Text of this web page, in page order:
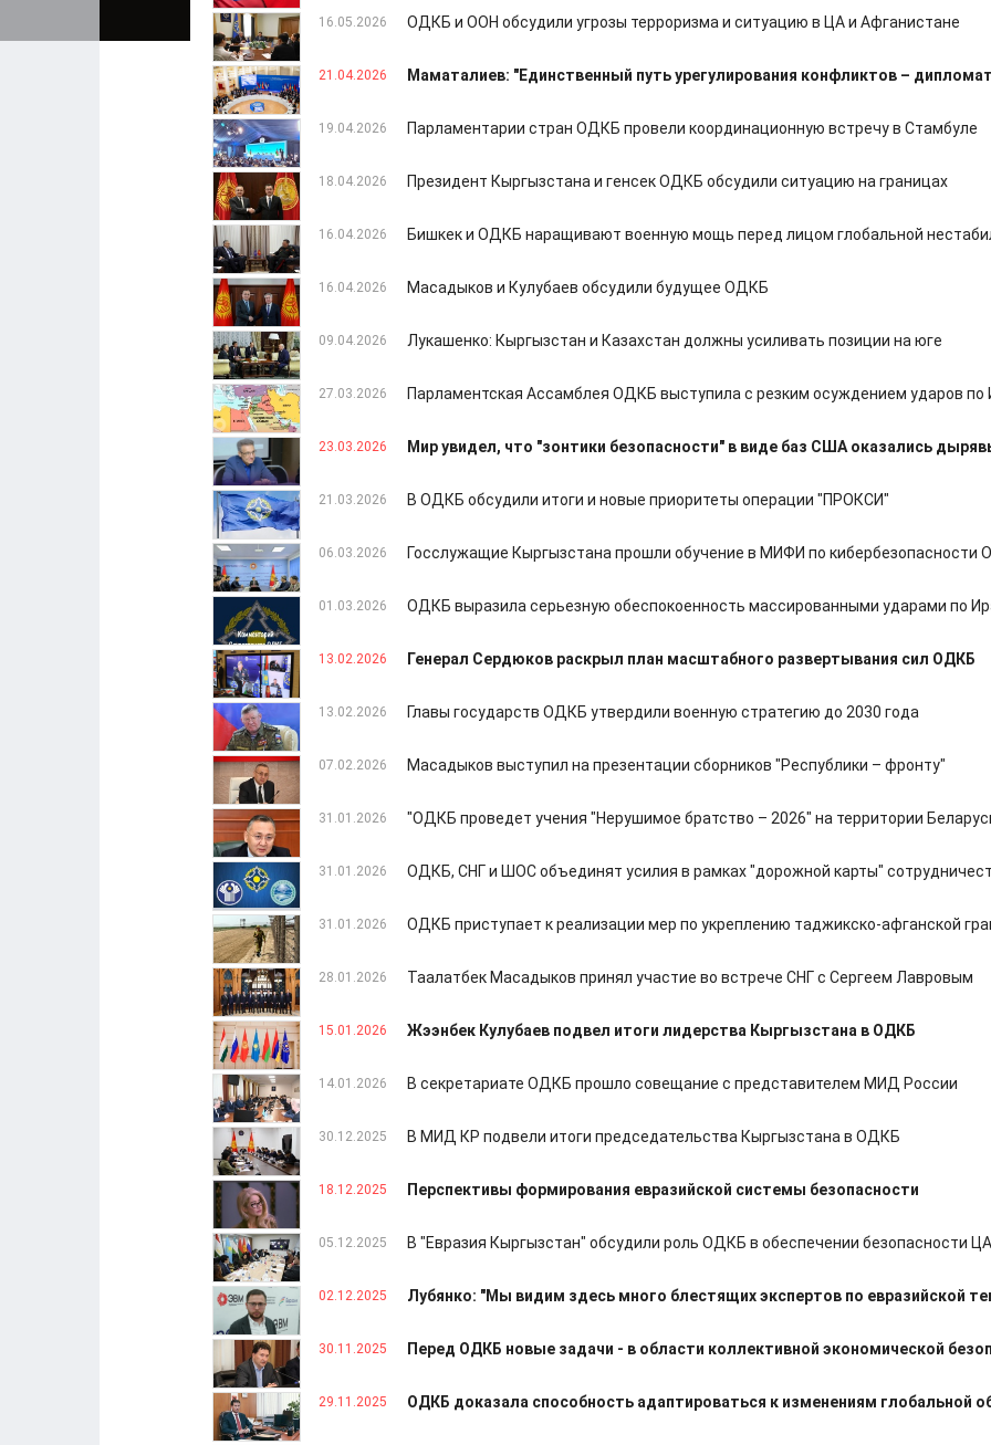
16.05.2026 ОДКБ и ООН обсудили угрозы терроризма и ситуацию в ЦА и Афганистане
21.04.2026 Маматалиев: "Единственный путь урегулирования конфликтов –
19.04.2026 Парламентарии стран ОДКБ провели координационную встречу в Стамбуле
18.04.2026 Президент Кыргызстана и генсек ОДКБ обсудили ситуацию на границах
16.04.2026 Бишкек и ОДКБ наращивают военную мощь перед лицом глобальной
16.04.2026 Масадыков и Кулубаев обсудили будущее ОДКБ
09.04.2026 Лукашенко: Кыргызстан и Казахстан должны усиливать позиции на юге
27.03.2026 Парламентская Ассамблея ОДКБ выступила с резким осуждением ударов по
23.03.2026 Мир увидел, что "зонтики безопасности" в виде баз США оказались
21.03.2026 В ОДКБ обсудили итоги и новые приоритеты операции "ПРОКСИ"
06.03.2026 Госслужащие Кыргызстана прошли обучение в МИФИ по кибербезопасности
01.03.2026 ОДКБ выразила серьезную обеспокоенность массированными ударами по
13.02.2026 Генерал Сердюков раскрыл план масштабного развертывания сил ОДКБ
13.02.2026 Главы государств ОДКБ утвердили военную стратегию до 2030 года
07.02.2026 Масадыков выступил на презентации сборников "Республики – фронту"
31.01.2026 "ОДКБ проведет учения "Нерушимое братство – 2026" на территории
31.01.2026 ОДКБ, СНГ и ШОС объединят усилия в рамках "дорожной карты"
31.01.2026 ОДКБ приступает к реализации мер по укреплению таджикско-афганской
28.01.2026 Таалатбек Масадыков принял участие во встрече СНГ с Сергеем Лавровым
15.01.2026 Жээнбек Кулубаев подвел итоги лидерства Кыргызстана в ОДКБ
14.01.2026 В секретариате ОДКБ прошло совещание с представителем МИД России
30.12.2025 В МИД КР подвели итоги председательства Кыргызстана в ОДКБ
18.12.2025 Перспективы формирования евразийской системы безопасности
05.12.2025 В "Евразия Кыргызстан" обсудили роль ОДКБ в обеспечении безопасности ЦА
02.12.2025 Лубянко: "Мы видим здесь много блестящих экспертов по евразийской
30.11.2025 Перед ОДКБ новые задачи - в области коллективной экономической
29.11.2025 ОДКБ доказала способность адаптироваться к изменениям глобальной